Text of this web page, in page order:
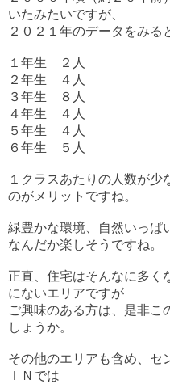
いたみたいですが、
２０２１年のデータをみる
１年生 ２人
２年生 ４人
３年生 ８人
４年生 ４人
５年生 ４人
６年生 ５人
１クラスあたりの人数が少
のがメリットですね。
緑豊かな環境、自然いっぱ
なんだか楽しそうですね。
正直、住宅はそんなに多く
にないエリアですが
ご興味のある方は、是非こ
しょうか。
その他のエリアも含め、セ
ＩＮでは